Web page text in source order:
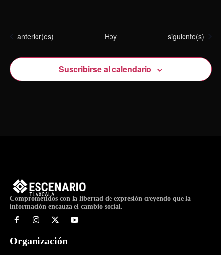
Eventos
anterior(es) Hoy Eventos
siguiente(s)
Suscribirse al calendario
Comprometidos con la libertad de expresión creyendo que la
información encauza el cambio social.
Organización